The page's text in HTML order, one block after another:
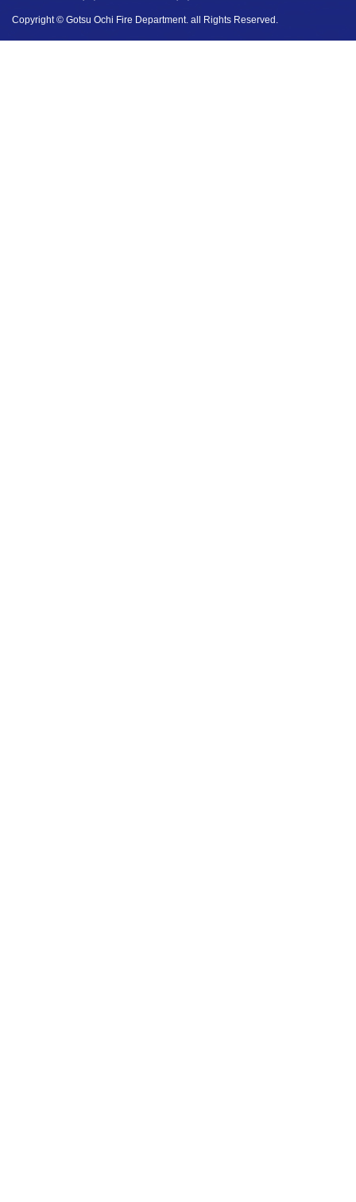
Copyright © Gotsu Ochi Fire Department. all Rights Reserved.